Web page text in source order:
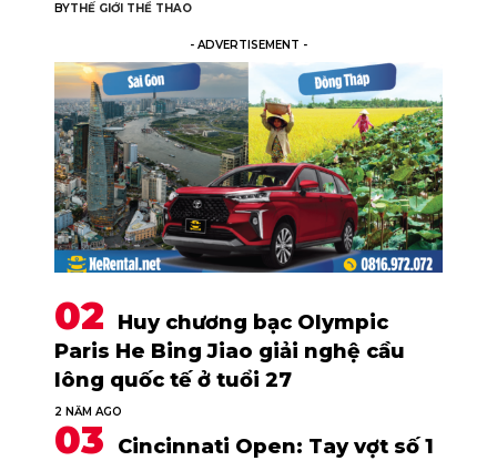
BYTHẾ GIỚI THỂ THAO
- ADVERTISEMENT -
Huy chương bạc Olympic
Paris He Bing Jiao giải nghệ cầu
lông quốc tế ở tuổi 27
2 NĂM AGO
Cincinnati Open: Tay vợt số 1